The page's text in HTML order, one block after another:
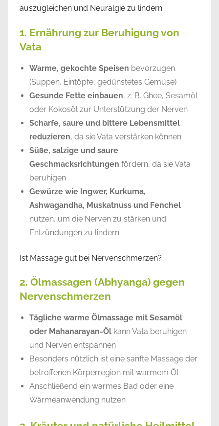
auszugleichen und Neuralgie zu lindern:
1. Ernährung zur Beruhigung von
Vata
Warme, gekochte Speisen bevorzugen
(Suppen, Eintöpfe, gedünstetes Gemüse)
Gesunde Fette einbauen, z. B. Ghee, Sesamöl
oder Kokosöl zur Unterstützung der Nerven
Scharfe, saure und bittere Lebensmittel
reduzieren, da sie Vata verstärken können
Süße, salzige und saure
Geschmacksrichtungen fördern, da sie Vata
beruhigen
Gewürze wie Ingwer, Kurkuma,
Ashwagandha, Muskatnuss und Fenchel
nutzen, um die Nerven zu stärken und
Entzündungen zu lindern
Ist Massage gut bei Nervenschmerzen?
2. Ölmassagen (Abhyanga) gegen
Nervenschmerzen
Tägliche warme Ölmassage mit Sesamöl
oder Mahanarayan-Öl kann Vata beruhigen
und Nerven entspannen
Besonders nützlich ist eine sanfte Massage der
betroffenen Körperregion mit warmem Öl
Anschließend ein warmes Bad oder eine
Wärmeanwendung nutzen